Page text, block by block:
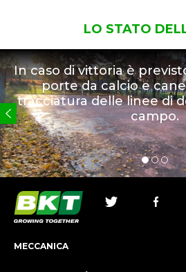
LO STATO
In caso di vittoria è
porte da calcio e
tracciatura delle linee di
campo.
MECCANICA